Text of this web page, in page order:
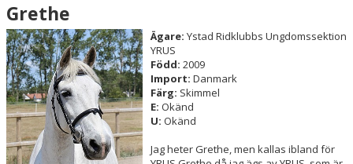
PERSONAL
HÄSTAR
ANASTACIA
RONJA
Grethe
Ägare: Ystad Ridklubbs Ungdomssektion
YRUS
Född: 2009
Import: Danmark
Färg: Skimmel
E: Okänd
U: Okänd
Jag heter Grethe, men kallas ibland för